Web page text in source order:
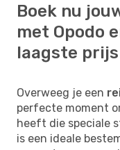
Boek nu
met Opodo
laagste prijs
Overweeg je een
perfecte moment
heeft die speciale
is een ideale